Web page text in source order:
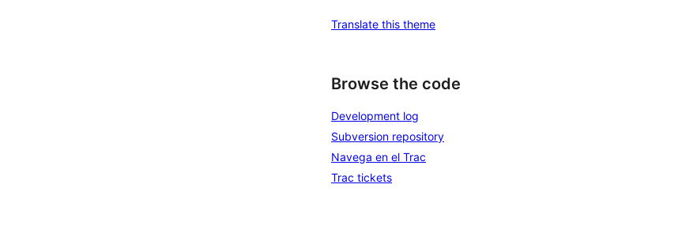
Translate this theme
Browse the code
Development log
Subversion repository
Navega en el Trac
Trac tickets